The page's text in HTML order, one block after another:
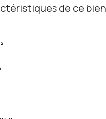
de ce bien